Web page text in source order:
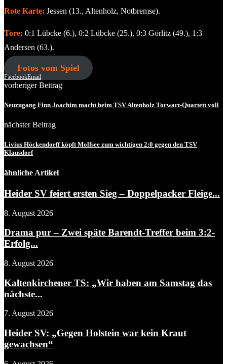
Rote Karte: Jessen (13., Altenholz, Notbremse).
Tore: 0:1 Lübcke (6.), 0:2 Lübcke (25.), 0:3 Görlitz (49.), 1:3
Andersen (63.).
Fotos vom Spiel
FacebookEmail
vorheriger Beitrag
Neuzugang Finn Joachim macht beim TSV Altenholz Torwart-Quartett voll
nächster Beitrag
Livius Höckendorff köpft Molfsee zum wichtigen 2:0 gegen den TSV
Klausdorf
ähnliche Artikel
Heider SV feiert ersten Sieg – Doppelpacker Fleige...
8. August 2026
Drama pur – Zwei späte Barendt-Treffer beim 3:2-
Erfolg...
8. August 2026
Kaltenkirchener TS: „Wir haben am Samstag das
nächste...
7. August 2026
Heider SV: „Gegen Holstein war kein Kraut
gewachsen“